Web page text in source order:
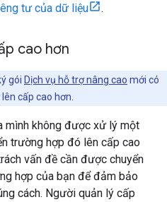
tư của dữ liệu
.
cao hơn
gói Dịch vụ hỗ trợ nâng cao mới có
cấp cao hơn.
mình không được xử lý một
trường hợp đó lên cấp cao
vấn đề cần được chuyển
hợp của bạn để đảm bảo
cách. Người quản lý cấp